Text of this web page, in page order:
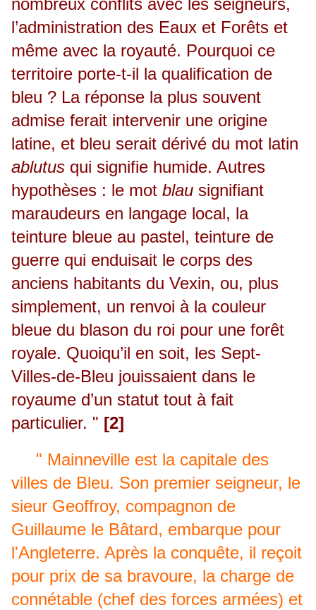
nombreux conflits avec les seigneurs,
l’administration des Eaux et Forêts et
même avec la royauté. Pourquoi ce
territoire porte-t-il la qualification de
bleu ? La réponse la plus souvent
admise ferait intervenir une origine
latine, et bleu serait dérivé du mot latin
ablutus qui signifie humide. Autres
hypothèses : le mot blau signifiant
maraudeurs en langage local, la
teinture bleue au pastel, teinture de
guerre qui enduisait le corps des
anciens habitants du Vexin, ou, plus
simplement, un renvoi à la couleur
bleue du blason du roi pour une forêt
royale. Quoiqu’il en soit, les Sept-
Villes-de-Bleu jouissaient dans le
royaume d’un statut tout à fait
particulier. " [2]
" Mainneville est la capitale des
villes de Bleu. Son premier seigneur, le
sieur Geoffroy, compagnon de
Guillaume le Bâtard, embarque pour
l'Angleterre. Après la conquête, il reçoit
pour prix de sa bravoure, la charge de
connétable (chef des forces armées) et